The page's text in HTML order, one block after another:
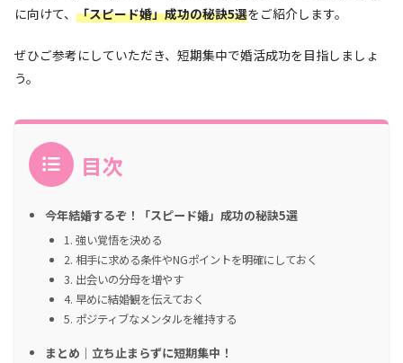
に向けて、 「スピード婚」成功の秘訣5選をご紹介します。
ぜひご参考にしていただき、短期集中で婚活成功を目指しましょ
う。
目次
今年結婚するぞ！「スピード婚」成功の秘訣5選
1. 強い覚悟を決める
2. 相手に求める条件やNGポイントを明確にしておく
3. 出会いの分母を増やす
4. 早めに結婚観を伝えておく
5. ポジティブなメンタルを維持する
まとめ｜立ち止まらずに短期集中！